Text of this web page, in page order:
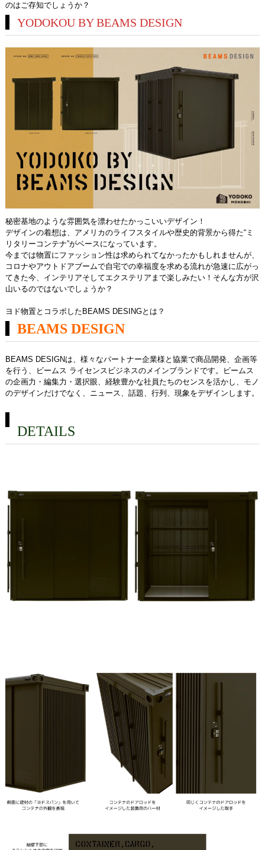
のはご存知でしょうか？
YODOKOU BY BEAMS DESIGN
秘密基地のような雰囲気を漂わせたかっこいいデザイン！
デザインの着想は、アメリカのライフスタイルや歴史的背景から得た“ミ
リタリーコンテナ”がベースになっています。
今までは物置にファッション性は求められてなかったかもしれませんが、
コロナやアウトドアブームで自宅での幸福度を求める流れが急速に広がっ
てきた今、インテリアそしてエクステリアまで楽しみたい！そんな方が沢
山いるのではないでしょうか？
ヨド物置とコラボしたBEAMS DESINGとは？
BEAMS DESIGN
BEAMS DESIGNは、様々なパートナー企業様と協業で商品開発、企画等
を行う、ビームス ライセンスビジネスのメインブランドです。ビームス
の企画力・編集力・選択眼、経験豊かな社員たちのセンスを活かし、モノ
のデザインだけでなく、ニュース、話題、行列、現象をデザインします。
DETAILS